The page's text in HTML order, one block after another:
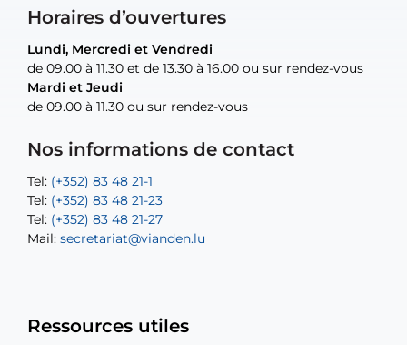
Horaires d’ouvertures
Lundi, Mercredi et Vendredi
de 09.00 à 11.30 et de 13.30 à 16.00 ou sur rendez-vous
Mardi et Jeudi
de 09.00 à 11.30 ou sur rendez-vous
Nos informations de contact
Tel: (+352) 83 48 21-1
Tel: (+352) 83 48 21-23
Tel: (+352) 83 48 21-27
Mail: secretariat@vianden.lu
Lundi, Mercredi et Vendredi
de 09.00 à 11.30 et de 13.30 à 16.00 ou sur rendez-vous
Mardi et Jeudi
de 09.00 à 11.30 ou sur rendez-vous
Tel: (+352) 83 48 21-20
Tel: (+352) 83 48 21-22
Mail:sofia.carvalho@vianden.lu
Mail: diane.storn@vianden.lu
uniquement sur rendez-vous
Mail:recette@vianden.lu
uniquement sur rendez-vous
Tel:(+352) 83 48 21-31
uniquement sur rendez-vous
Tel:Permanence (Fuite d’eau) : 83 48 21 61
Ressources utiles